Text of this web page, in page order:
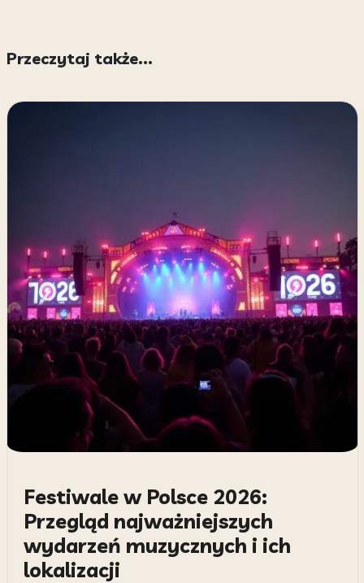
Przeczytaj także...
Festiwale w Polsce 2026:
Przegląd najważniejszych
wydarzeń muzycznych i ich
lokalizacji